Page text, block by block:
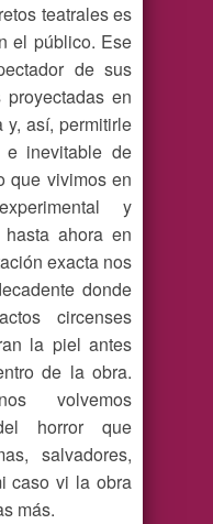
teatrales es
el público. Ese
de sus
en
y, así, permitirle
inevitable de
que vivimos en
y
ahora en
exacta nos
donde
circenses
la piel antes
de la obra.
volvemos
horror que
salvadores,
caso vi la obra
más.